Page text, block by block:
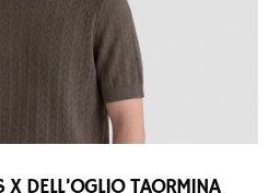
X DELL’OGLIO TAORMINA